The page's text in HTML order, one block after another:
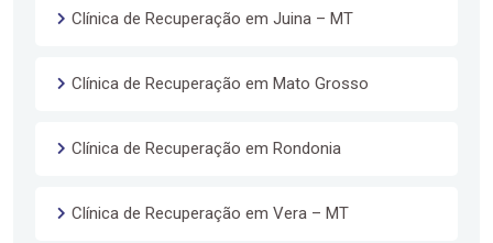
Clínica de Recuperação em Juina – MT
Clínica de Recuperação em Mato Grosso
Clínica de Recuperação em Rondonia
Clínica de Recuperação em Vera – MT